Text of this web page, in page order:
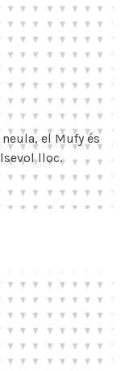
el Mufy és
lloc.